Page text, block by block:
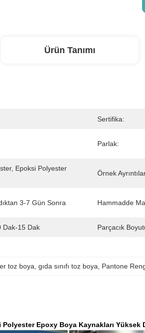
Ürün Tanımı
Sertifika:
Parlak:
Epoksi Polyester
Örnek
3-7 Gün Sonra Hammadde
15 Dak Parçacık
toz boya , gıda sınıfı toz boya Pantone
Epoxy Boya Kaynakları Yüksek